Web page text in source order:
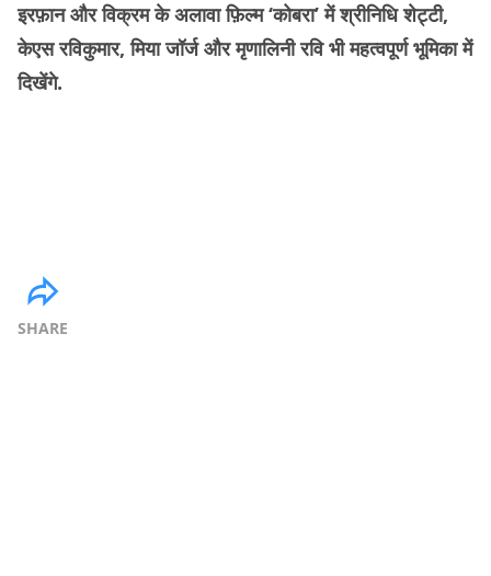
इरफ़ान और विक्रम के अलावा फ़िल्म ‘कोबरा’ में श्रीनिधि शेट्टी,
केएस रविकुमार, मिया जॉर्ज और मृणालिनी रवि भी महत्वपूर्ण भूमिका में
दिखेंगे.
SHARE